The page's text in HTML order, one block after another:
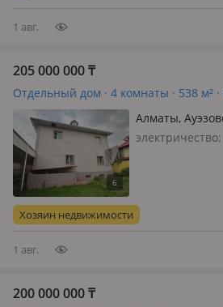
1 авг.
205 000 000₸
Отдельный дом · 4 комнаты · 538 м² ·
Алматы,
Таугуль-3,
строительства
расположение.
Хозяин недвижимости
1 авг.
200 000 000₸